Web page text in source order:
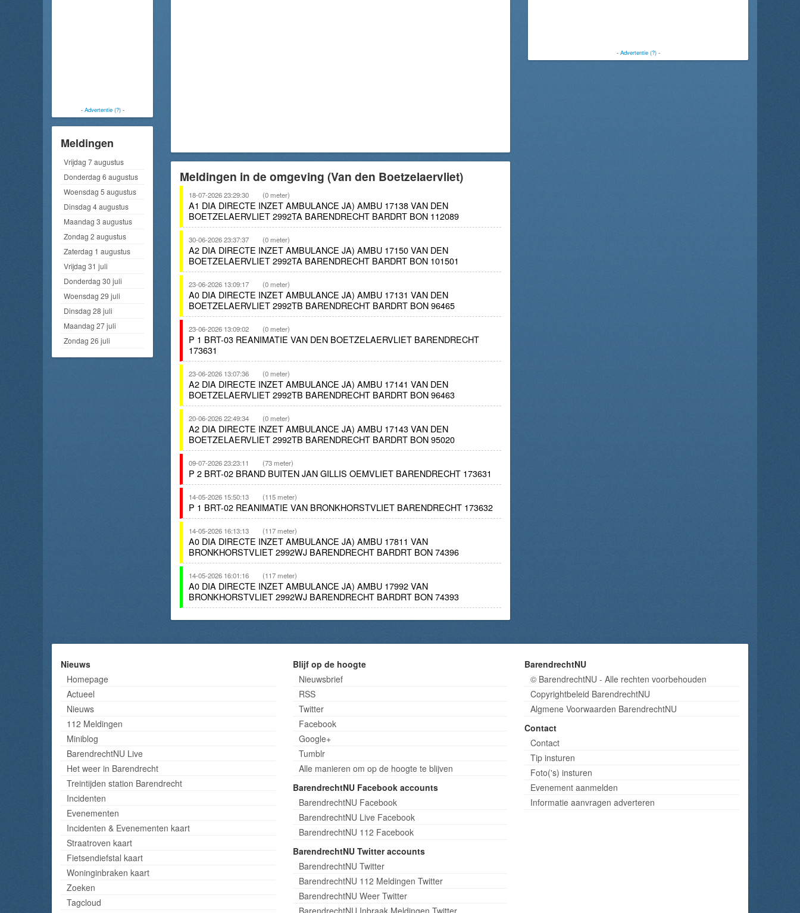
- Advertentie (?)-
Meldingen
Vrijdag 7 augustus
Donderdag 6 augustus
Woensdag 5 augustus
Dinsdag 4 augustus
Maandag 3 augustus
Zondag 2 augustus
Zaterdag 1 augustus
Vrijdag 31 juli
Donderdag 30 juli
Woensdag 29 juli
Dinsdag 28 juli
Maandag 27 juli
Zondag 26 juli
Meldingen in de omgeving (Van den Boetzelaervliet)
18-07-2026 23:29:30 (0 meter)
A1 DIA DIRECTE INZET AMBULANCE JA) AMBU 17138 VAN DEN
BOETZELAERVLIET 2992TA BARENDRECHT BARDRT BON 112089
30-06-2026 23:37:37 (0 meter)
A2 DIA DIRECTE INZET AMBULANCE JA) AMBU 17150 VAN DEN
BOETZELAERVLIET 2992TA BARENDRECHT BARDRT BON 101501
23-06-2026 13:09:17 (0 meter)
A0 DIA DIRECTE INZET AMBULANCE JA) AMBU 17131 VAN DEN
BOETZELAERVLIET 2992TB BARENDRECHT BARDRT BON 96465
23-06-2026 13:09:02 (0 meter)
P 1 BRT-03 REANIMATIE VAN DEN BOETZELAERVLIET BARENDRECHT
173631
23-06-2026 13:07:36 (0 meter)
A2 DIA DIRECTE INZET AMBULANCE JA) AMBU 17141 VAN DEN
BOETZELAERVLIET 2992TB BARENDRECHT BARDRT BON 96463
20-06-2026 22:49:34 (0 meter)
A2 DIA DIRECTE INZET AMBULANCE JA) AMBU 17143 VAN DEN
BOETZELAERVLIET 2992TB BARENDRECHT BARDRT BON 95020
09-07-2026 23:23:11 (73 meter)
P 2 BRT-02 BRAND BUITEN JAN GILLIS OEMVLIET BARENDRECHT 173631
14-05-2026 15:50:13 (115 meter)
P 1 BRT-02 REANIMATIE VAN BRONKHORSTVLIET BARENDRECHT 173632
14-05-2026 16:13:13 (117 meter)
A0 DIA DIRECTE INZET AMBULANCE JA) AMBU 17811 VAN
BRONKHORSTVLIET 2992WJ BARENDRECHT BARDRT BON 74396
14-05-2026 16:01:16 (117 meter)
A0 DIA DIRECTE INZET AMBULANCE JA) AMBU 17992 VAN
BRONKHORSTVLIET 2992WJ BARENDRECHT BARDRT BON 74393
- Advertentie (?)-
Nieuws
Homepage
Actueel
Nieuws
112 Meldingen
Miniblog
BarendrechtNU Live
Het weer in Barendrecht
Treintijden station Barendrecht
Incidenten
Evenementen
Incidenten & Evenementen kaart
Straatroven kaart
Fietsendiefstal kaart
Woninginbraken kaart
Zoeken
Tagcloud
Blijf op de hoogte
Nieuwsbrief
RSS
Twitter
Facebook
Google+
Tumblr
Alle manieren om op de hoogte te blijven
BarendrechtNU Facebook accounts
BarendrechtNU Facebook
BarendrechtNU Live Facebook
BarendrechtNU 112 Facebook
BarendrechtNU Twitter accounts
BarendrechtNU Twitter
BarendrechtNU 112 Meldingen Twitter
BarendrechtNU Weer Twitter
BarendrechtNU Inbraak Meldingen Twitter
BarendrechtNU
© BarendrechtNU - Alle rechten voorbehouden
Copyrightbeleid BarendrechtNU
Algmene Voorwaarden BarendrechtNU
Contact
Contact
Tip insturen
Foto('s) insturen
Evenement aanmelden
Informatie aanvragen adverteren